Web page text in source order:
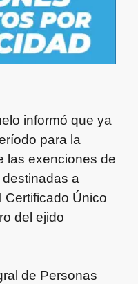
informó que ya
para la
las exenciones de
a
Único
del ejido
de Personas